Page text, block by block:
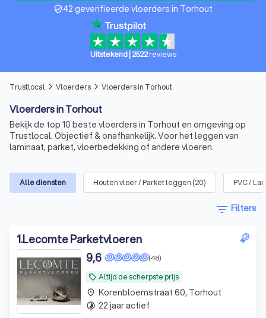
verified_user42 geverifieerde vloerders in Torhout
Uitstekend| 2522 reviews
Trustlocal arrow_forward_ios Vloerders arrow_forward_ios Vloerders in Torhout
Vloerders in Torhout
Bekijk de top 10 beste vloerders in Torhout en omgeving op
Trustlocal. Objectief & onafhankelijk. Voor het leggen van
laminaat, parket, vloerbedekking of andere vloeren.
Alle diensten Houten vloer / Parket leggen (20) PVC /
filter_list Filters
1.Lecomte Parketvloeren
local_offer Altijd de scherpste prijs
(48)
9,6
place Korenbloemstraat 60, Torhout
timelapse 22 jaar actief